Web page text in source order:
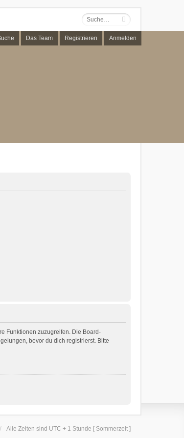
Das Team Registrieren Anmelden
Funktionen zuzugreifen. Die Board-
bevor du dich registrierst. Bitte
Alle Zeiten sind UTC + 1 Stunde [ Sommerzeit ]